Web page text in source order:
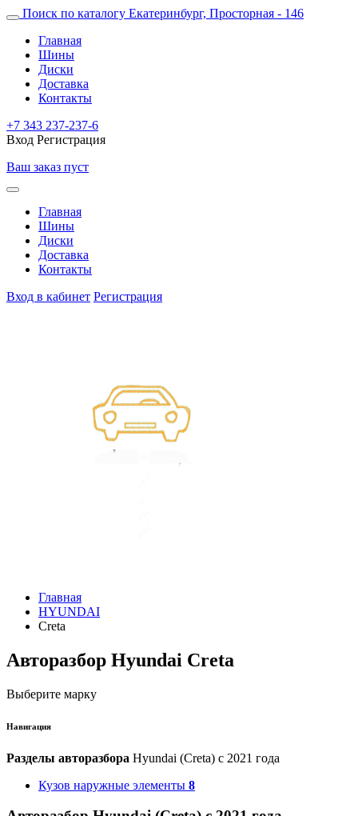
Поиск по каталогу Екатеринбург, Просторная - 146
Главная
Шины
Диски
Доставка
Контакты
+7 343 237-237-6
Вход Регистрация
Ваш заказ пуст
Главная
Шины
Диски
Доставка
Контакты
Вход в кабинет Регистрация
Главная
HYUNDAI
Creta
Авторазбор Hyundai Creta
Выберите марку
Навигация
Разделы авторазбора Hyundai (Creta) с 2021 года
Кузов наружные элементы 8